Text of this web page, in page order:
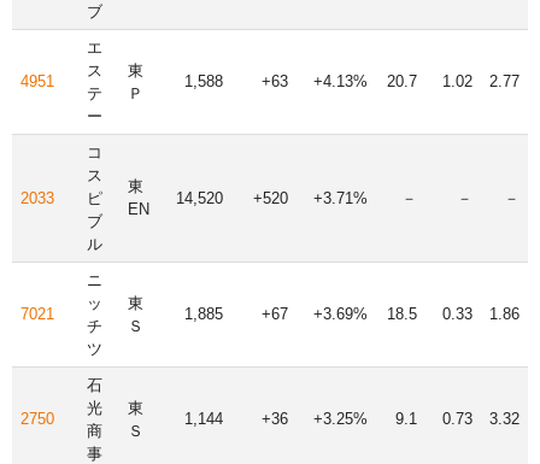
ブ
4951
エ
ス
テ
ー
東
Ｐ
1,588 +63 +4.13% 20.7 1.02 2.77
2033
コ
ス
ピ
ブ
ル
東
EN
14,520 +520 +3.71% － － －
7021
ニ
ッ
チ
ツ
東
Ｓ
1,885 +67 +3.69% 18.5 0.33 1.86
2750
石
光
商
事
東
Ｓ
1,144 +36 +3.25% 9.1 0.73 3.32